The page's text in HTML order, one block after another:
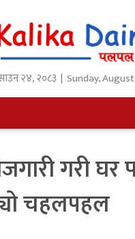
२४,२०८३ | Sunday,
गरी
चहलपहल